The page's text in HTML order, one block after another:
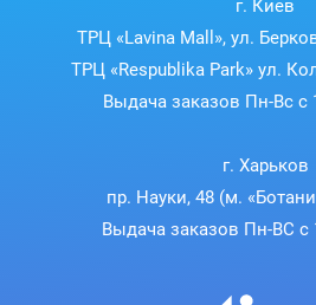
г. Киев
ТРЦ «Lavina Mall», ул.
ТРЦ «Respublika Park» ул.
Выдача заказов Пн-Вс с
г. Харьков
пр. Науки, 48 (м.
Выдача заказов Пн-ВС с